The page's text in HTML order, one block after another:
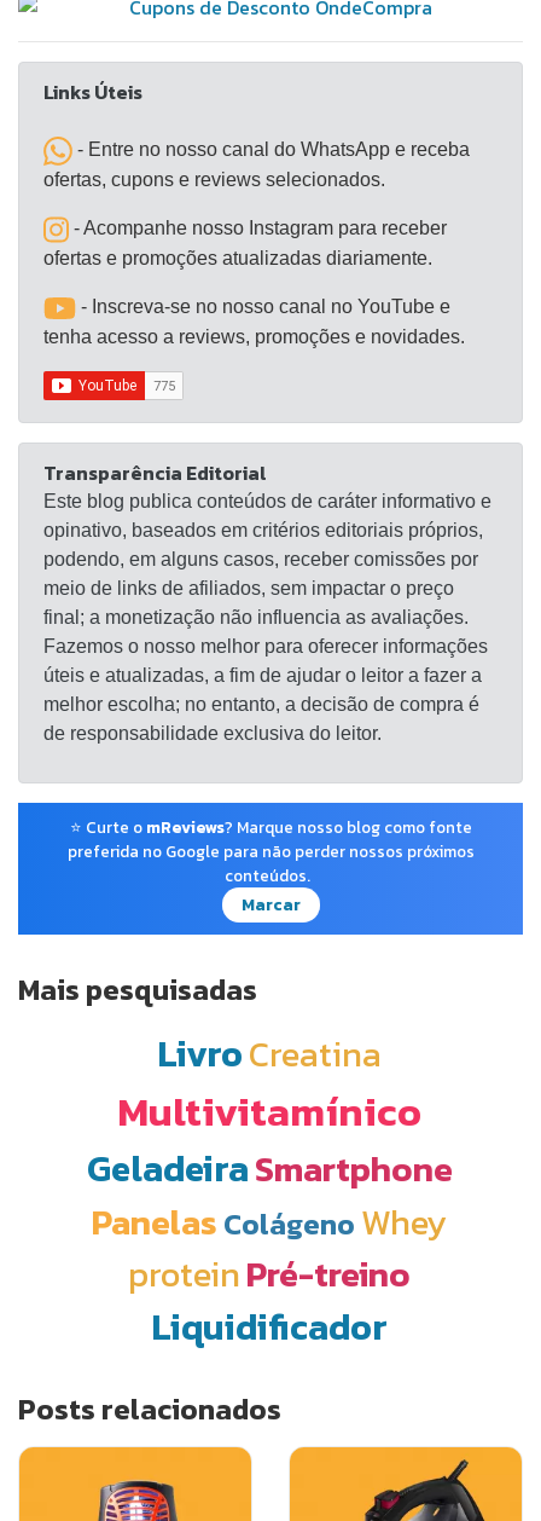
Botões de comando lateral Ajuste de graves e
agudos Entrada usb 2 entradas de áudio estéreo
rca Bluetooth 4.0 Tela de acabamento em tecido
Madeira mdf de alta performance Alimentação:
bivolt automática Itens inclusos 1 caixa de som
ativa 1 caixa de som passiva 1 controle remoto 1
cabo para ligação das caixas acústicas (2,5 metros)
1 cabo p2/rca (1,5 metros) 1 cabo óptico (1,5
metros) Fonte bivolt automática Manual em
Links Úteis
- Entre no nosso canal do WhatsApp e receba
ofertas, cupons e reviews selecionados.
- Acompanhe nosso Instagram para receber
ofertas e promoções atualizadas diariamente.
- Inscreva-se no nosso canal no YouTube e
tenha acesso a reviews, promoções e novidades.
Transparência Editorial
Este blog publica conteúdos de caráter informativo e
opinativo, baseados em critérios editoriais próprios,
podendo, em alguns casos, receber comissões por
meio de links de afiliados, sem impactar o preço
final; a monetização não influencia as avaliações.
Fazemos o nosso melhor para oferecer informações
úteis e atualizadas, a fim de ajudar o leitor a fazer a
melhor escolha; no entanto, a decisão de compra é
de responsabilidade exclusiva do leitor.
⭐ Curte o mReviews? Marque nosso blog como fonte
preferida no Google para não perder nossos próximos
conteúdos.
Marcar
Mais pesquisadas
LivroCreatina
Multivitamínico
GeladeiraSmartphone
Panelas Colágeno Whey
proteinPré-treino
Liquidificador
Posts relacionados